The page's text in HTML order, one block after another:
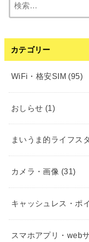
カテゴリー
WiFi・格安SIM (95)
おしらせ (1)
まいうま的ライフス
カメラ・画像 (31)
キャッシュレス・ポ
スマホアプリ・web